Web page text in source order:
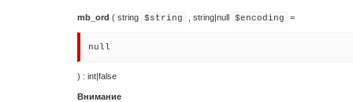
mb_ord ( string $string string|null $encoding =
null
) : int|false
Внимание